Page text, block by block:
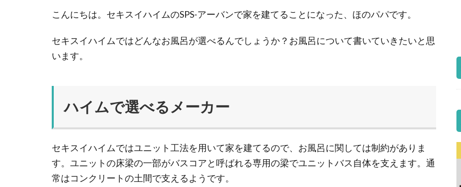
こんにちは。セキスイハイムのSPS-アーバンで家を建てることになった、ほのパパです。
セキスイハイムではどんなお風呂が選べるんでしょうか？お風呂について書いていきたいと思
います。
ハイムで選べるメーカー
セキスイハイムではユニット工法を用いて家を建てるので、お風呂に関しては制約がありま
す。ユニットの床梁の一部がバスコアと呼ばれる専用の梁でユニットバス自体を支えます。通
常はコンクリートの土間で支えるようです。